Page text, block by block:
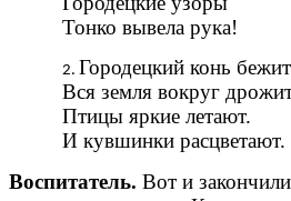
Тонко вывела рука!
Городецкий конь
Вся земля вокруг
Птицы яркие летают.
И кувшинки расцветают.
Воспитатель. Вот и